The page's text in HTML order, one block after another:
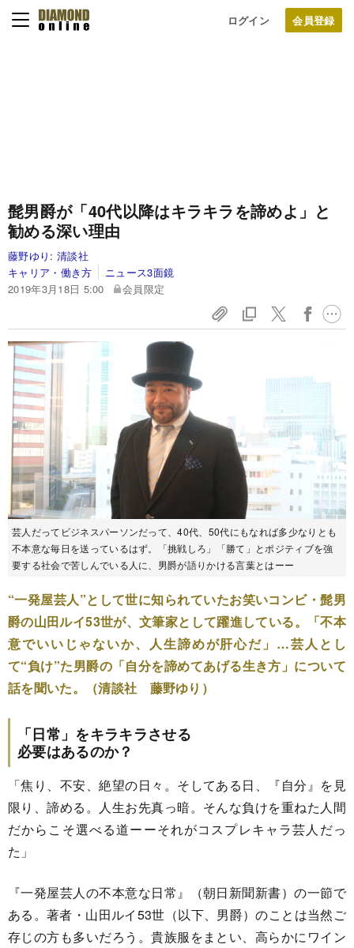
ログイン
髭男爵が「40代以降はキラキラを諦めよ」と
勧める深い理由
藤野ゆり: 清談社
キャリア・働き方
ニュース3面鏡
2019年3月18日 5:00
会員限定
芸人だってビジネスパーソンだって、40代、50代にもなれば多少なりとも
不本意な毎日を送っているはず。「挑戦しろ」「勝て」とポジティブを強
要する社会で苦しんでいる人に、男爵が語りかける言葉とはーー
“一発屋芸人”として世に知られていたお笑いコンビ・髭男
爵の山田ルイ53世が、文筆家として躍進している。「不本
意でいいじゃないか、人生諦めが肝心だ」…芸人とし
て“負け”た男爵の「自分を諦めてあげる生き方」について
話を聞いた。（清談社 藤野ゆり）
「日常」をキラキラさせる
必要はあるのか？
「焦り、不安、絶望の日々。そしてある日、『自分』を見
限り、諦める。人生お先真っ暗。そんな負けを重ねた人間
だからこそ選べる道ーーそれがコスプレキャラ芸人だっ
た」
『一発屋芸人の不本意な日常』（朝日新聞新書）の一節で
ある。著者・山田ルイ53世（以下、男爵）のことは当然ご
存じの方も多いだろう。貴族服をまとい、高らかにワイン